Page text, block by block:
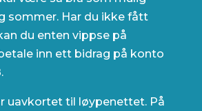
sommer. Har du ikke fått
du enten vippse på
inn ett bidrag på konto
uavkortet til løypenettet. På